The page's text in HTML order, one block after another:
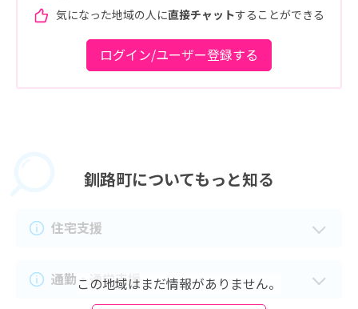
気になった地域の人に直接チャットすることができる
ログイン/ユーザー登録する
釧路町についてもっと知る
この地域はまだ情報がありません。
住宅支援
通勤・通学支援